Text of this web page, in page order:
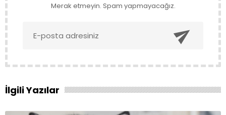
Merak etmeyin. Spam yapmayacağız.

İlgili Yazılar